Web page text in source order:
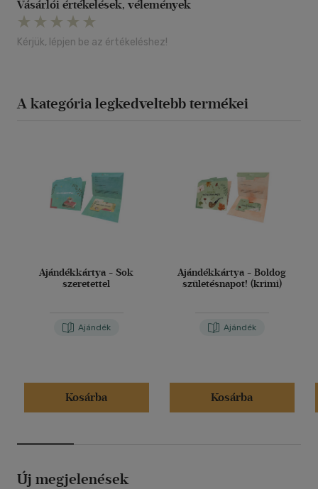
Vásárlói értékelések, vélemények
Kérjük, lépjen be az értékeléshez!
A kategória legkedveltebb termékei
Ajándékkártya - Sok
szeretettel
Ajándék
Kosárba
Ajándékkártya - Boldog
születésnapot! (krimi)
Ajándék
Kosárba
Új megjelenések